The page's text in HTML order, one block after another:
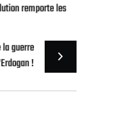
remporte les
guerre
!